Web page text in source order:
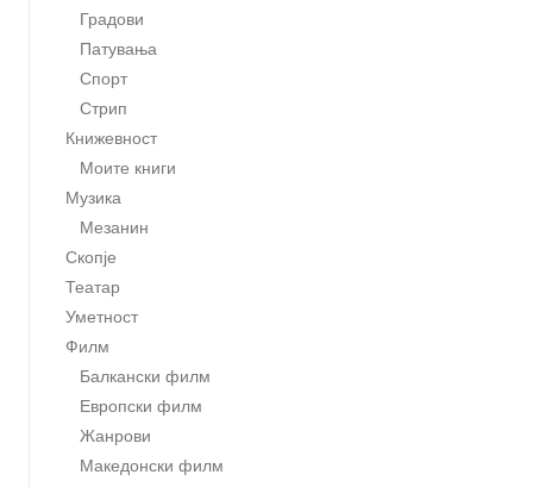
Градови
Патувања
Спорт
Стрип
Книжевност
Моите книги
Музика
Мезанин
Скопје
Театар
Уметност
Филм
Балкански филм
Европски филм
Жанрови
Македонски филм